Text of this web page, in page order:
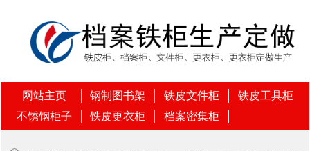
网站主页 钢制图书架 铁皮文件柜
铁皮工具柜
不锈钢柜子
铁皮更衣柜 档案密集柜